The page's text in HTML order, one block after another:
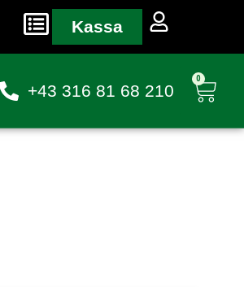
Kassa
+43 316 81 68 210
0